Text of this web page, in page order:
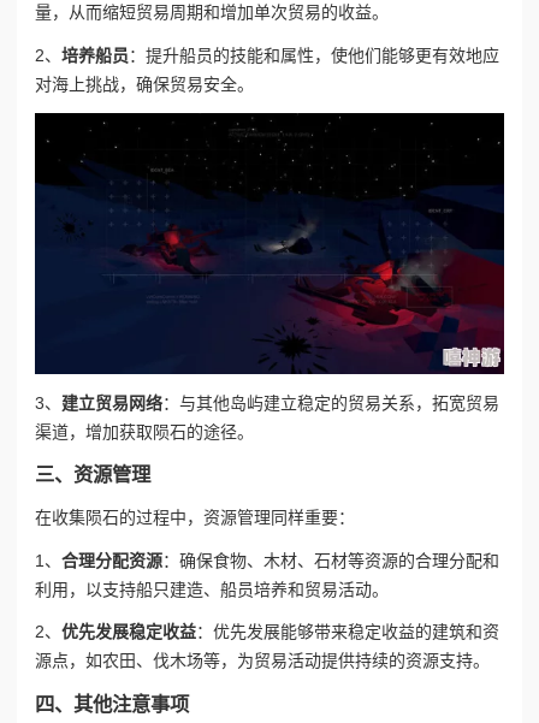
量，从而缩短贸易周期和增加单次贸易的收益。
2、 培养船员：提升船员的技能和属性，使他们能够更有效地应
对海上挑战，确保贸易安全。
3、 建立贸易网络：与其他岛屿建立稳定的贸易关系，拓宽贸易
渠道，增加获取陨石的途径。
三、资源管理
在收集陨石的过程中，资源管理同样重要：
1、 合理分配资源：确保食物、木材、石材等资源的合理分配和
利用，以支持船只建造、船员培养和贸易活动。
2、 优先发展稳定收益：优先发展能够带来稳定收益的建筑和资
源点，如农田、伐木场等，为贸易活动提供持续的资源支持。
四、其他注意事项